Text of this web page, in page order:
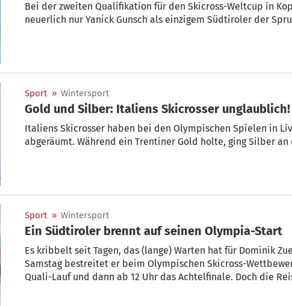
Bei der zweiten Qualifikation für den Skicross-Weltcup in
neuerlich nur Yanick Gunsch als einzigem Südtiroler der
Sport » Wintersport
Gold und Silber: Italiens Skicrosser unglaublich!
Italiens Skicrosser haben bei den Olympischen Spielen in
abgeräumt. Während ein Trentiner Gold holte, ging Silber an
Sport » Wintersport
Ein Südtiroler brennt auf seinen Olympia-Start
Es kribbelt seit Tagen, das (lange) Warten hat für Dominik
Samstag bestreitet er beim Olympischen Skicross-
Quali-Lauf und dann ab 12 Uhr das Achtelfinale. Doch die